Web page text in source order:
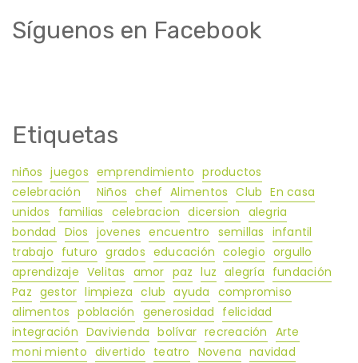
Síguenos en Facebook
Etiquetas
niños juegos emprendimiento productos
celebración
Niños chef Alimentos Club En casa
unidos
familias celebracion dicersion alegria
bondad Dios jovenes encuentro semillas infantil
trabajo futuro grados educación colegio orgullo
aprendizaje Velitas amor paz luz alegría fundación
Paz gestor limpieza club ayuda compromiso
alimentos población generosidad felicidad
integración Davivienda bolívar recreación Arte
moni miento divertido teatro Novena navidad